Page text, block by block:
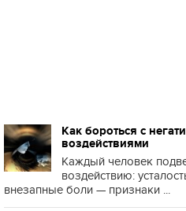
Как бороться с
воздействиями
Каждый человек
воздействию:
внезапные боли — признаки ...